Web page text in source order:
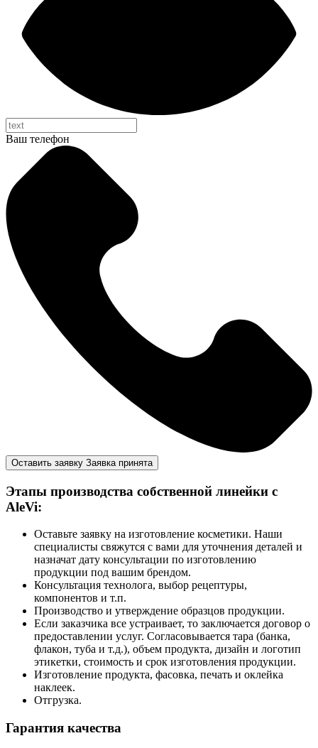
Ваш телефон
Оставить заявку Заявка принята
Этапы производства собственной линейки с
AleVi:
Оставьте заявку на изготовление косметики. Наши
специалисты свяжутся с вами для уточнения деталей и
назначат дату консультации по изготовлению
продукции под вашим брендом.
Консультация технолога, выбор рецептуры,
компонентов и т.п.
Производство и утверждение образцов продукции.
Если заказчика все устраивает, то заключается договор о
предоставлении услуг. Согласовывается тара (банка,
флакон, туба и т.д.), объем продукта, дизайн и логотип
этикетки, стоимость и срок изготовления продукции.
Изготовление продукта, фасовка, печать и оклейка
наклеек.
Отгрузка.
Гарантия качества